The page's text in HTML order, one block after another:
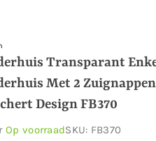
Transparant
Met 2 Zuignappen
Design FB370
Op voorraadSKU: FB370